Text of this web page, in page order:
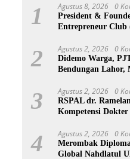
1 Agustus 8, 2026 0
President &
Entrepreneur
Pengusaha bukan
2 Agustus 2, 2026 0
Didemo Warga,
Bendungan Lahor,
3 Agustus 2, 2026 0
RSPAL dr.
Kompetensi
4 Agustus 2, 2026 0
Merombak
Global Nahdlatul